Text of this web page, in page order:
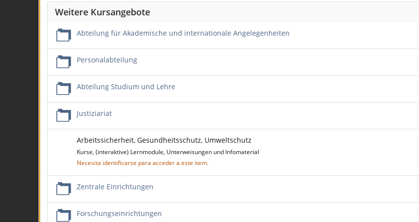
Weitere Kursangebote
Abteilung für Akademische und internationale Angelegenheiten
Personalabteilung
Abteilung Studium und Lehre
Justiziariat
Arbeitssicherheit, Gesundheitsschutz, Umweltschutz
Kurse, (interaktive) Lernmodule, Unterweisungen und Infomaterial
Necesita identificarse para acceder a este item.
Zentrale Einrichtungen
Forschungseinrichtungen